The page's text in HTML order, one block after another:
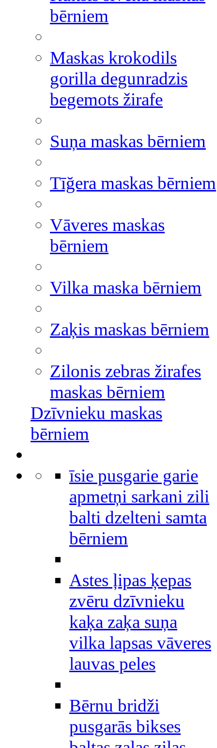
bērniem
Maskas krokodils
gorilla degunradzis
begemots žirafe
Suņa maskas bērniem
Tīğera maskas bērniem
Vāveres maskas
bērniem
Vilka maska bērniem
Zaķis maskas bērniem
Zilonis zebras žirafes
maskas bērniem
Dzīvnieku maskas
bērniem
īsie pusgarie garie
apmetņi sarkani zili
balti dzelteni samta
bērniem
Astes ļipas ķepas
zvēru dzīvnieku
kaķa zaķa suņa
vilka lapsas vāveres
lauvas peles
Bērnu bridži
pusgarās bikses